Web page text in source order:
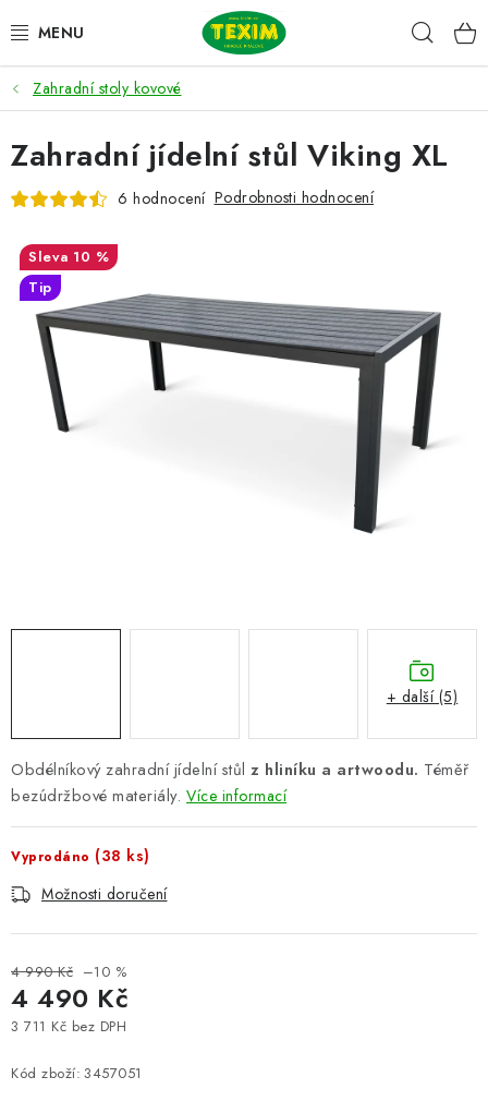
na
ZAHRADNÍ SESTAVY
ŽIDLE
STOLY
LAVICE
LEHÁTKA
POLSTRY
DOPLŇKY
Reklamace
Formulář odstoupení od smlouvy
Nákup na splátky ESSOX
Zahradní stoly kovové
Obdélníkový zahradní jídelní stůl z hliníku a artwoodu. Téměř
bezúdržbové materiály. Více informací
Vyprodáno (38 ks)
Možnosti doručení
4 990 Kč –10 %
4 490 Kč
3 711 Kč bez DPH
Kód zboží: 3457051
Zahradní jídelní stůl Viking XL
6 hodnocení Podrobnosti hodnocení
10 %
Tip
+ další (5)